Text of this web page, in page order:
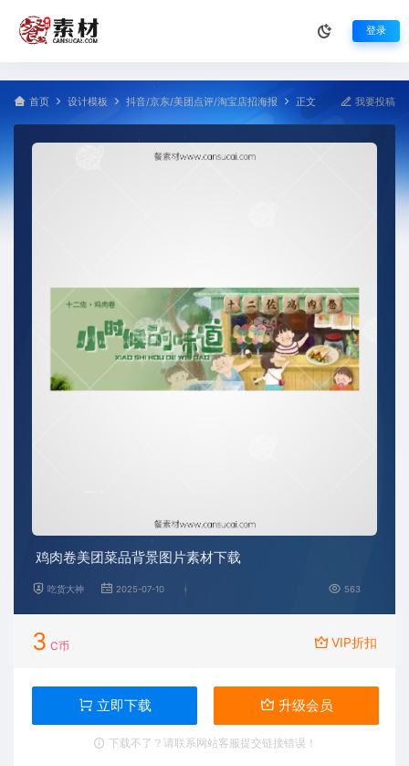
登录
首页 设计模板 抖音/京东/美团点评/淘宝店招海报 正文 我要投稿
鸡肉卷美团菜品背景图片素材下载
吃货大神 2025-07-10 563
3 C币 VIP折扣
立即下载 升级会员
下载不了？请联系网站客服提交链接错误！